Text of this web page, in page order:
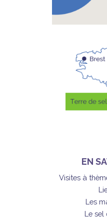
EN
Visites à
Les
Le sel